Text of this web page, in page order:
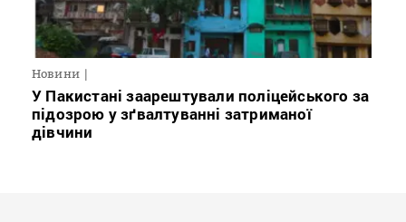
Новини
У Пакистані заарештували поліцейського за
підозрою у зґвалтуванні затриманої
дівчини